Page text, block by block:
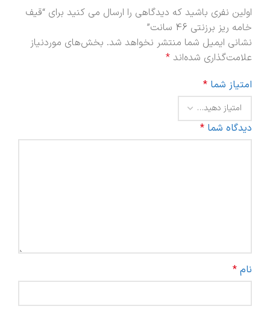
اولین نفری باشید که دیدگاهی را ارسال می کنید برای “قیف
خامه ریز برزنتی 46 سانت”
نشانی ایمیل شما منتشر نخواهد شد. بخش‌های موردنیاز
علامت‌گذاری شده‌اند *
امتیاز شما *
دیدگاه شما *
نام *